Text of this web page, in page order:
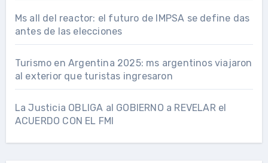
Ms all del reactor: el futuro de IMPSA se define das
antes de las elecciones
Turismo en Argentina 2025: ms argentinos viajaron
al exterior que turistas ingresaron
La Justicia OBLIGA al GOBIERNO a REVELAR el
ACUERDO CON EL FMI